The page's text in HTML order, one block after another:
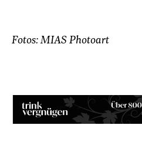
Fotos: MIAS Photoart